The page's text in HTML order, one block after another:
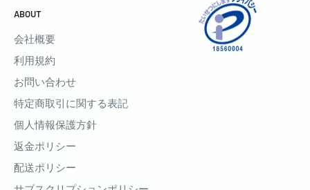
ABOUT
会社概要
利用規約
お問い合わせ
特定商取引に関する表記
個人情報保護方針
返金ポリシー
配送ポリシー